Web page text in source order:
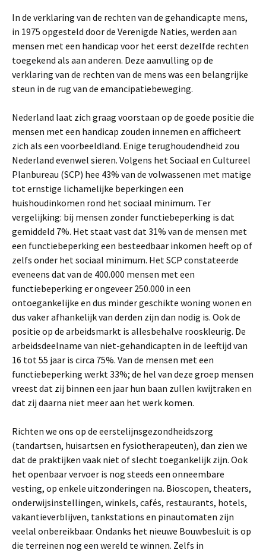
In de verklaring van de rechten van de gehandicapte mens,
in 1975 opgesteld door de Verenigde Naties, werden aan
mensen met een handicap voor het eerst dezelfde rechten
toegekend als aan anderen. Deze aanvulling op de
verklaring van de rechten van de mens was een belangrijke
steun in de rug van de emancipatiebeweging.
Nederland laat zich graag voorstaan op de goede positie die
mensen met een handicap zouden innemen en afficheert
zich als een voorbeeldland. Enige terughoudendheid zou
Nederland evenwel sieren. Volgens het Sociaal en Cultureel
Planbureau (SCP) hee 43% van de volwassenen met matige
tot ernstige lichamelijke beperkingen een
huishoudinkomen rond het sociaal minimum. Ter
vergelijking: bij mensen zonder functiebeperking is dat
gemiddeld 7%. Het staat vast dat 31% van de mensen met
een functiebeperking een besteedbaar inkomen heeft op of
zelfs onder het sociaal minimum. Het SCP constateerde
eveneens dat van de 400.000 mensen met een
functiebeperking er ongeveer 250.000 in een
ontoegankelijke en dus minder geschikte woning wonen en
dus vaker afhankelijk van derden zijn dan nodig is. Ook de
positie op de arbeidsmarkt is allesbehalve rooskleurig. De
arbeidsdeelname van niet-gehandicapten in de leeftijd van
16 tot 55 jaar is circa 75%. Van de mensen met een
functiebeperking werkt 33%; de hel van deze groep mensen
vreest dat zij binnen een jaar hun baan zullen kwijtraken en
dat zij daarna niet meer aan het werk komen.
Richten we ons op de eerstelijnsgezondheidszorg
(tandartsen, huisartsen en fysiotherapeuten), dan zien we
dat de praktijken vaak niet of slecht toegankelijk zijn. Ook
het openbaar vervoer is nog steeds een onneembare
vesting, op enkele uitzonderingen na. Bioscopen, theaters,
onderwijsinstellingen, winkels, cafés, restaurants, hotels,
vakantieverblijven, tankstations en pinautomaten zijn
veelal onbereikbaar. Ondanks het nieuwe Bouwbesluit is op
die terreinen nog een wereld te winnen. Zelfs in